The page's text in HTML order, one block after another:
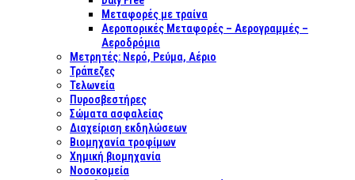
Μεταφορές με τραίνα
Αεροπορικές Μεταφορές – Αερογραμμές –
Αεροδρόμια
Μετρητές: Νερό, Ρεύμα, Αέριο
Τράπεζες
Τελωνεία
Πυροσβεστήρες
Σώματα ασφαλείας
Διαχείριση εκδηλώσεων
Βιομηχανία τροφίμων
Χημική βιομηχανία
Νοσοκομεία